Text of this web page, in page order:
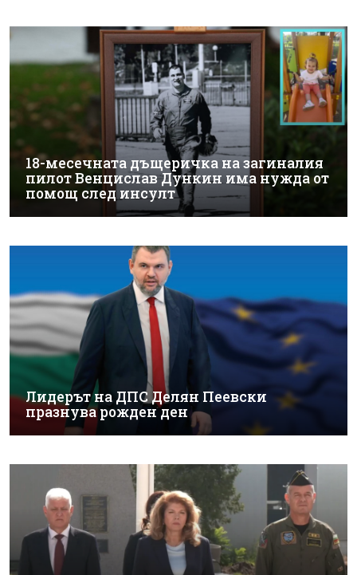
18-месечната дъщеричка на загиналия
пилот Венцислав Дункин има нужда от
помощ след инсулт
Лидерът на ДПС Делян Пеевски
празнува рожден ден